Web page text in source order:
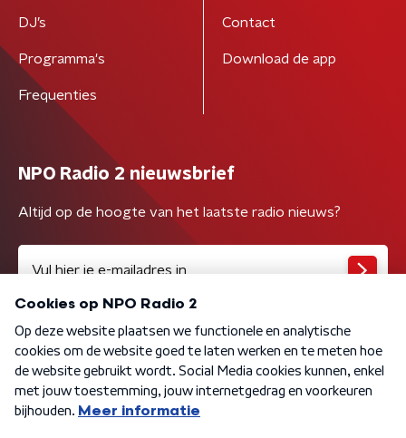
DJ’s
Programma's
Frequenties
Contact
Download de app
NPO Radio 2 nieuwsbrief
Altijd op de hoogte van het laatste radio nieuws?
Algemene voorwaarden